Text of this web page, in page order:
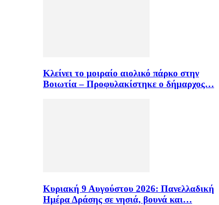
Κλείνει το μοιραίο αιολικό πάρκο στην
Βοιωτία – Προφυλακίστηκε ο δήμαρχος…
Κυριακή 9 Αυγούστου 2026: Πανελλαδική
Ημέρα Δράσης σε νησιά, βουνά και…